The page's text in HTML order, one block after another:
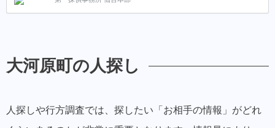
大河原町の人探し
人探しや行方調査では、探したい「お相手の情報」がどれ